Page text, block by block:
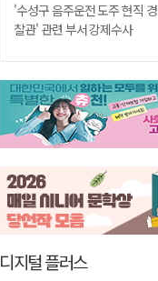
'수성구 음주운전 도주 현직 경
찰관' 관련 부서 강제수사
디지털 플러스